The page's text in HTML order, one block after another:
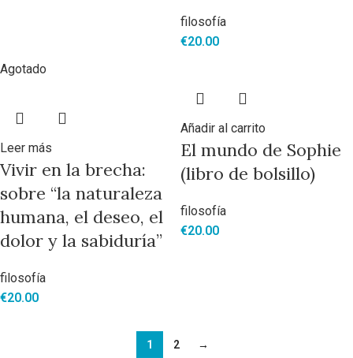
filosofía
€20.00
Agotado
Leer más
Vivir en la brecha:
sobre “la naturaleza
humana, el deseo, el
dolor y la sabiduría”
filosofía
€20.00
Añadir al carrito
El mundo de Sophie
(libro de bolsillo)
filosofía
€20.00
1 2 →